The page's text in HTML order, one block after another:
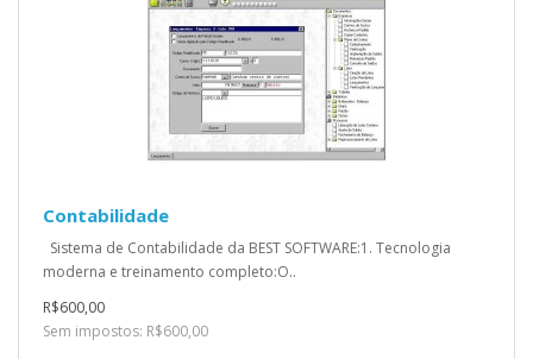
Contabilidade
Sistema de Contabilidade da BEST SOFTWARE:1. Tecnologia
moderna e treinamento completo:O..
R$600,00
Sem impostos: R$600,00